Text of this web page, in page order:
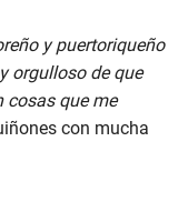
y puertoriqueño
orgulloso de que
cosas que me
con mucha